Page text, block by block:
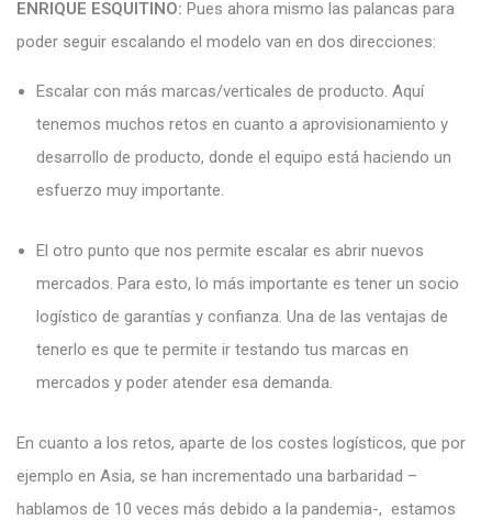
ENRIQUE ESQUITINO: Pues ahora mismo las palancas para
poder seguir escalando el modelo van en dos direcciones:
Escalar con más marcas/verticales de producto. Aquí
tenemos muchos retos en cuanto a aprovisionamiento y
desarrollo de producto, donde el equipo está haciendo un
esfuerzo muy importante.
El otro punto que nos permite escalar es abrir nuevos
mercados. Para esto, lo más importante es tener un socio
logístico de garantías y confianza. Una de las ventajas de
tenerlo es que te permite ir testando tus marcas en
mercados y poder atender esa demanda.
En cuanto a los retos, aparte de los costes logísticos, que por
ejemplo en Asia, se han incrementado una barbaridad –
hablamos de 10 veces más debido a la pandemia-, estamos